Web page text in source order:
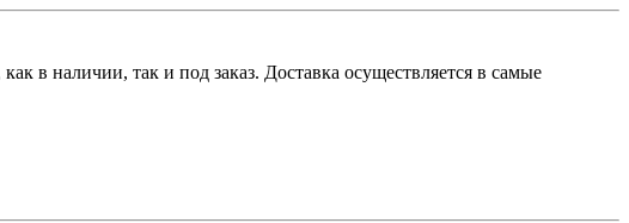
в наличии, так и под заказ. Доставка осуществляется в самые